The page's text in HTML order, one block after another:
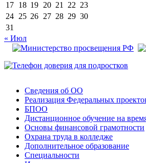
17 18 19 20 21 22 23
24 25 26 27 28 29 30
31
« Июл
Сведения об ОО
Реализация Федеральных
БПОО
Дистанционное обучение на
Основы финансовой грамотности
Охрана труда в колледже
Дополнительное образование
Специальности